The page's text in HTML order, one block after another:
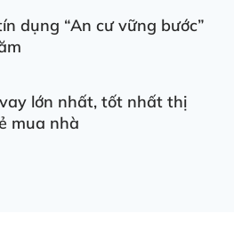
dụng “An cư vững bước”
lớn nhất, tốt nhất thị
mua nhà